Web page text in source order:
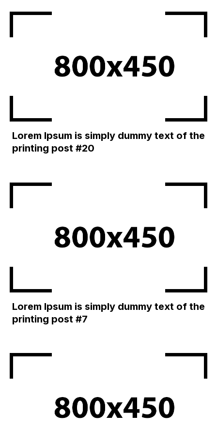
Lorem Ipsum is simply dummy text of the
printing post #20
Lorem Ipsum is simply dummy text of the
printing post #7